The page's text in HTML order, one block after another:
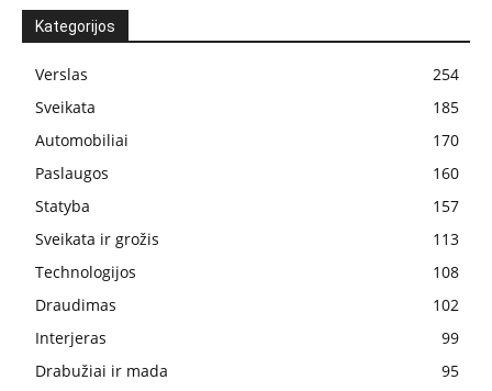
Kategorijos
Verslas
254
Sveikata
185
Automobiliai
170
Paslaugos
160
Statyba
157
Sveikata ir grožis
113
Technologijos
108
Draudimas
102
Interjeras
99
Drabužiai ir mada
95